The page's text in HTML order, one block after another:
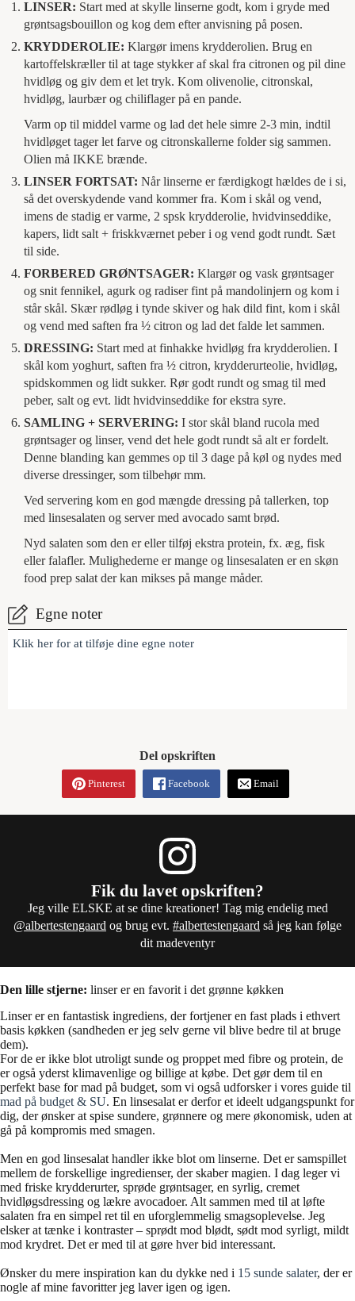
LINSER: Start med at skylle linserne godt, kom i gryde med
grøntsagsbouillon og kog dem efter anvisning på posen.
KRYDDEROLIE: Klargør imens krydderolien. Brug en
kartoffelskræller til at tage stykker af skal fra citronen og pil dine
hvidløg og giv dem et let tryk. Kom olivenolie, citronskal,
hvidløg, laurbær og chiliflager på en pande.
Varm op til middel varme og lad det hele simre 2-3 min, indtil
hvidløget tager let farve og citronskallerne folder sig sammen.
Olien må IKKE brænde.
LINSER FORTSAT: Når linserne er færdigkogt hældes de i si,
så det overskydende vand kommer fra. Kom i skål og vend,
imens de stadig er varme, 2 spsk krydderolie, hvidvinseddike,
kapers, lidt salt + friskkværnet peber i og vend godt rundt. Sæt
til side.
FORBERED GRØNTSAGER: Klargør og vask grøntsager
og snit fennikel, agurk og radiser fint på mandolinjern og kom i
står skål. Skær rødløg i tynde skiver og hak dild fint, kom i skål
og vend med saften fra ½ citron og lad det falde let sammen.
DRESSING: Start med at finhakke hvidløg fra krydderolien. I
skål kom yoghurt, saften fra ½ citron, krydderurteolie, hvidløg,
spidskommen og lidt sukker. Rør godt rundt og smag til med
peber, salt og evt. lidt hvidvinseddike for ekstra syre.
SAMLING + SERVERING: I stor skål bland rucola med
grøntsager og linser, vend det hele godt rundt så alt er fordelt.
Denne blanding kan gemmes op til 3 dage på køl og nydes med
diverse dressinger, som tilbehør mm.
Ved servering kom en god mængde dressing på tallerken, top
med linsesalaten og server med avocado samt brød.
Nyd salaten som den er eller tilføj ekstra protein, fx. æg, fisk
eller falafler. Mulighederne er mange og linsesalaten er en skøn
food prep salat der kan mikses på mange måder.
Egne noter
Klik her for at tilføje dine egne noter
Del opskriften
Pinterest Facebook Email
Fik du lavet opskriften?
Jeg ville ELSKE at se dine kreationer! Tag mig endelig med
@albertestengaard og brug evt. #albertestengaard så jeg kan følge
dit madeventyr
Den lille stjerne: linser er en favorit i det grønne køkken
Linser er en fantastisk ingrediens, der fortjener en fast plads i ethvert
basis køkken (sandheden er jeg selv gerne vil blive bedre til at bruge
dem).
For de er ikke blot utroligt sunde og proppet med fibre og protein, de
er også yderst klimavenlige og billige at købe. Det gør dem til en
perfekt base for mad på budget, som vi også udforsker i vores guide til
mad på budget & SU. En linsesalat er derfor et ideelt udgangspunkt for
dig, der ønsker at spise sundere, grønnere og mere økonomisk, uden at
gå på kompromis med smagen.
Men en god linsesalat handler ikke blot om linserne. Det er samspillet
mellem de forskellige ingredienser, der skaber magien. I dag leger vi
med friske krydderurter, sprøde grøntsager, en syrlig, cremet
hvidløgsdressing og lækre avocadoer. Alt sammen med til at løfte
salaten fra en simpel ret til en uforglemmelig smagsoplevelse. Jeg
elsker at tænke i kontraster – sprødt mod blødt, sødt mod syrligt, mildt
mod krydret. Det er med til at gøre hver bid interessant.
Ønsker du mere inspiration kan du dykke ned i 15 sunde salater, der er
nogle af mine favoritter jeg laver igen og igen.